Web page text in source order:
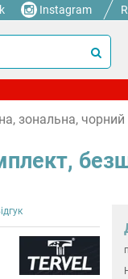
Instagram
зональна, чорний